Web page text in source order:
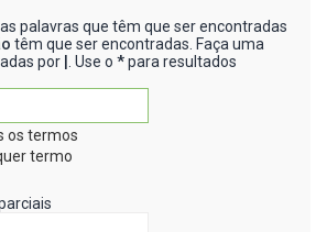
palavras que têm que ser encontradas
têm que ser encontradas. Faça uma
por
. Use o *para resultados
os termos
termo